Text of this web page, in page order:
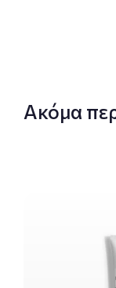
Ακόμα